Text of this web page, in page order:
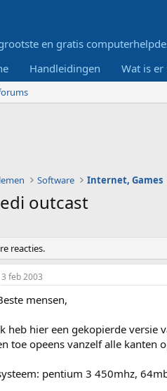
en gratis
Handleidingen Wat is
Software Internet, Games
outcast
reacties.
feb 2003
mensen,
heb hier een gekopierde versie
toe opeens vanzelf alle kanten
pentium 3 450mhz,